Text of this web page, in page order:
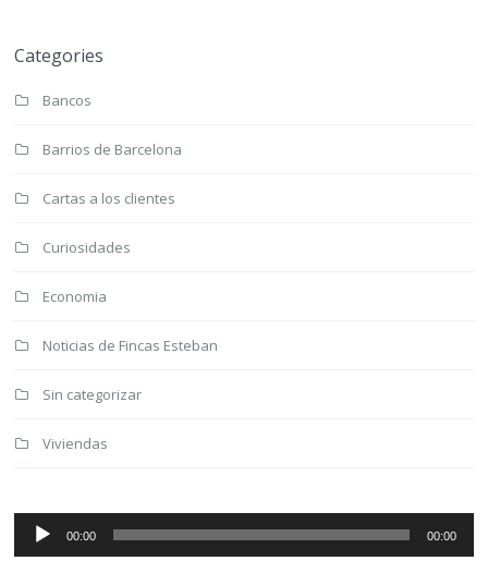
Categories
Bancos
Barrios de Barcelona
Cartas a los clientes
Curiosidades
Economia
Noticias de Fincas Esteban
Sin categorizar
Viviendas
Reproductor
audio
00:00 00:00